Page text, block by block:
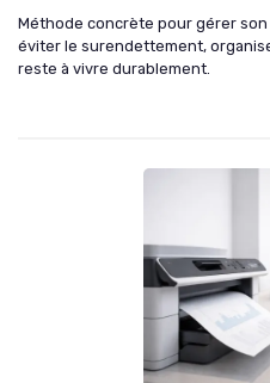
Méthode concrète pour gérer
éviter le surendettement,
reste à vivre durablement.